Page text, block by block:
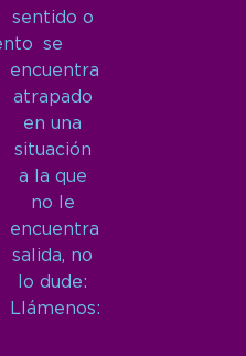
sentido o
se
encuentra
atrapado
en una
situación
a la que
no le
encuentra
salida, no
lo dude:
Llámenos: